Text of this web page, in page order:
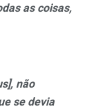
as coisas,
não
se devia